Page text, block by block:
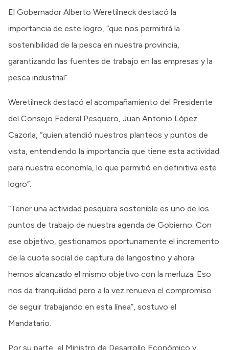
El Gobernador Alberto Weretilneck destacó la
importancia de este logro, “que nos permitirá la
sostenibilidad de la pesca en nuestra provincia,
garantizando las fuentes de trabajo en las empresas y la
pesca industrial”.
Weretilneck destacó el acompañamiento del Presidente
del Consejo Federal Pesquero, Juan Antonio López
Cazorla, “quien atendió nuestros planteos y puntos de
vista, entendiendo la importancia que tiene esta actividad
para nuestra economía, lo que permitió en definitiva este
logro”.
“Tener una actividad pesquera sostenible es uno de los
puntos de trabajo de nuestra agenda de Gobierno. Con
ese objetivo, gestionamos oportunamente el incremento
de la cuota social de captura de langostino y ahora
hemos alcanzado el mismo objetivo con la merluza. Eso
nos da tranquilidad pero a la vez renueva el compromiso
de seguir trabajando en esta línea”, sostuvo el
Mandatario.
Por su parte, el Ministro de Desarrollo Económico y